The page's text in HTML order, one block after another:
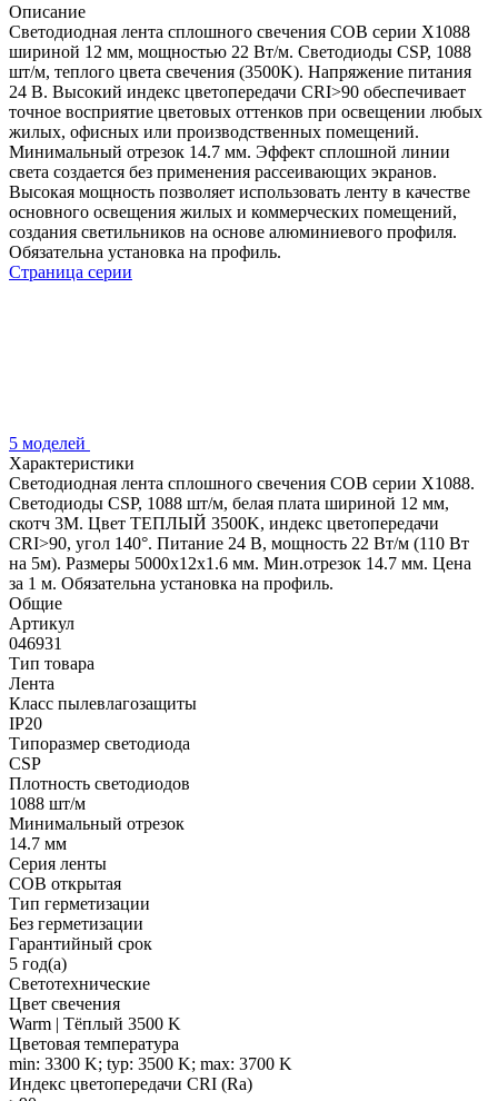
Описание
Светодиодная лента сплошного свечения COB серии X1088
шириной 12 мм, мощностью 22 Вт/м. Светодиоды CSP, 1088
шт/м, теплого цвета свечения (3500K). Напряжение питания
24 В. Высокий индекс цветопередачи CRI>90 обеспечивает
точное восприятие цветовых оттенков при освещении любых
жилых, офисных или производственных помещений.
Минимальный отрезок 14.7 мм. Эффект сплошной линии
света создается без применения рассеивающих экранов.
Высокая мощность позволяет использовать ленту в качестве
основного освещения жилых и коммерческих помещений,
создания светильников на основе алюминиевого профиля.
Обязательна установка на профиль.
Страница серии
5 моделей
Характеристики
Светодиодная лента сплошного свечения COB серии X1088.
Светодиоды CSP, 1088 шт/м, белая плата шириной 12 мм,
скотч 3M. Цвет ТЕПЛЫЙ 3500K, индекс цветопередачи
CRI>90, угол 140°. Питание 24 В, мощность 22 Вт/м (110 Вт
на 5м). Размеры 5000х12х1.6 мм. Мин.отрезок 14.7 мм. Цена
за 1 м. Обязательна установка на профиль.
Общие
Артикул
046931
Тип товара
Лента
Класс пылевлагозащиты
IP20
Типоразмер светодиода
CSP
Плотность светодиодов
1088 шт/м
Минимальный отрезок
14.7 мм
Серия ленты
COB открытая
Тип герметизации
Без герметизации
Гарантийный срок
5 год(а)
Светотехнические
Цвет свечения
Warm | Тёплый 3500 K
Цветовая температура
min: 3300 K; typ: 3500 K; max: 3700 K
Индекс цветопередачи CRI (Ra)